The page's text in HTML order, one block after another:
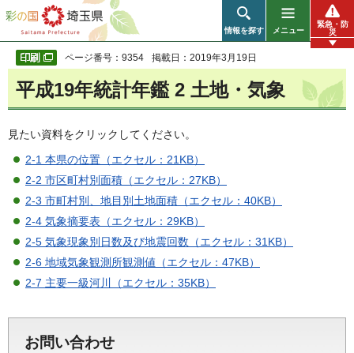
彩の国 埼玉県
情報を探す メニュー
緊急・防
災
ページ番号：9354 掲載日：2019年3月19日
平成19年統計年鑑 2 土地・気象
見たい資料をクリックしてください。
2-1 本県の位置（エクセル：21KB）
2-2 市区町村別面積（エクセル：27KB）
2-3 市町村別、地目別土地面積（エクセル：40KB）
2-4 気象摘要表（エクセル：29KB）
2-5 気象現象別日数及び地震回数（エクセル：31KB）
2-6 地域気象観測所観測値（エクセル：47KB）
2-7 主要一級河川（エクセル：35KB）
お問い合わせ